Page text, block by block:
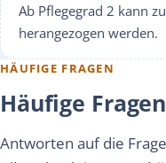
Ab Pflegegrad 2 kann
herangezogen werden.
HÄUFIGE FRAGEN
Häufige
Antworten auf die